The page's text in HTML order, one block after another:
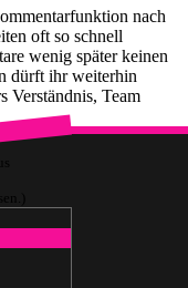
nach
oft so schnell
wenig später keinen
dürft ihr weiterhin
Verständnis, Team